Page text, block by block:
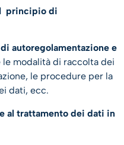
principio di
autoregolamentazione e
le modalità di raccolta dei
le procedure per la
dati, ecc.
al trattamento dei dati in